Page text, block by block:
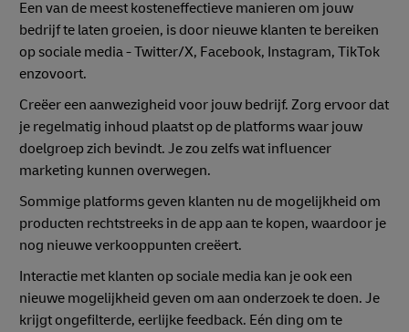
Een van de meest kosteneffectieve manieren om jouw
bedrijf te laten groeien, is door nieuwe klanten te bereiken
op sociale media - Twitter/X, Facebook, Instagram, TikTok
enzovoort.
Creëer een aanwezigheid voor jouw bedrijf. Zorg ervoor dat
je regelmatig inhoud plaatst op de platforms waar jouw
doelgroep zich bevindt. Je zou zelfs wat influencer
marketing kunnen overwegen.
Sommige platforms geven klanten nu de mogelijkheid om
producten rechtstreeks in de app aan te kopen, waardoor je
nog nieuwe verkooppunten creëert.
Interactie met klanten op sociale media kan je ook een
nieuwe mogelijkheid geven om aan onderzoek te doen. Je
krijgt ongefilterde, eerlijke feedback. Eén ding om te